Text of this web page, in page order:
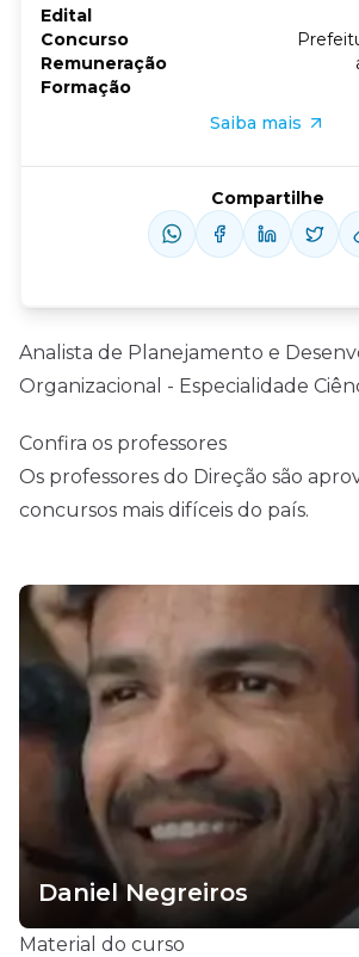
Analista de Planejamento e
Organizacional - Especialidade
Confira os professores
Os professores do Direção são
concursos mais difíceis do país.
Daniel Negreiros
Material do curso
Edital
Concurso
Remuneração
Formação
Saiba mais
Compartilhe